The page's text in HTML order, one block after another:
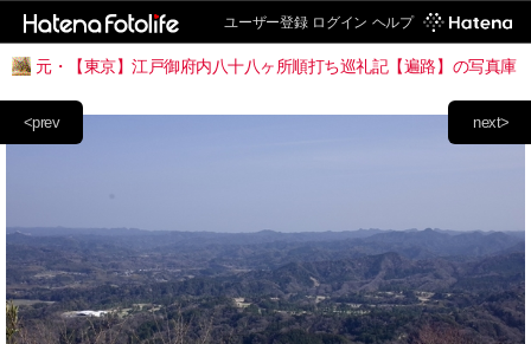
ユーザー登録 ログイン ヘルプ
元・【東京】江戸御府内八十八ヶ所順打ち巡礼記【遍路】の写真庫
next>
<prev